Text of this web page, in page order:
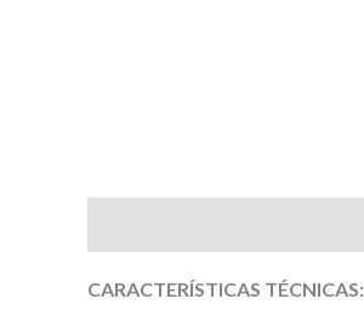
CARACTERÍSTICAS TÉCNICAS: